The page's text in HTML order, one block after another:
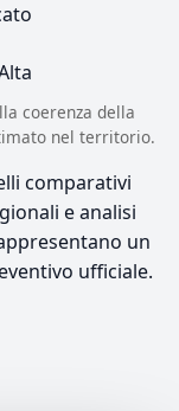
coerenza della
nel territorio.
comparativi
e analisi
un
ufficiale.